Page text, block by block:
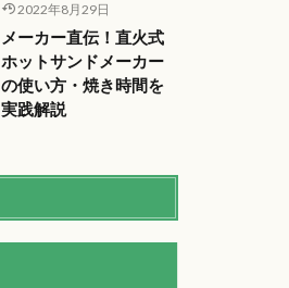
2022年8月29日
メーカー直伝！直火式
ホットサンドメーカー
の使い方・焼き時間を
実践解説